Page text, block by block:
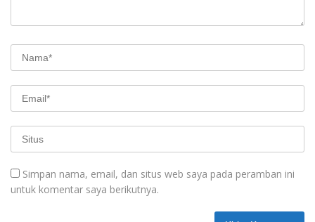
Simpan nama, email, dan situs web saya pada peramban ini
untuk komentar saya berikutnya.